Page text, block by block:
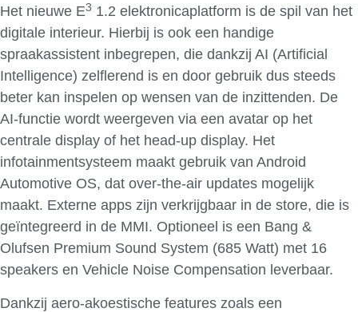
Het nieuwe E3 1.2 elektronicaplatform is de spil van het
digitale interieur. Hierbij is ook een handige
spraakassistent inbegrepen, die dankzij AI (Artificial
Intelligence) zelflerend is en door gebruik dus steeds
beter kan inspelen op wensen van de inzittenden. De
AI-functie wordt weergeven via een avatar op het
centrale display of het head-up display. Het
infotainmentsysteem maakt gebruik van Android
Automotive OS, dat over-the-air updates mogelijk
maakt. Externe apps zijn verkrijgbaar in de store, die is
geïntegreerd in de MMI. Optioneel is een Bang &
Olufsen Premium Sound System (685 Watt) met 16
speakers en Vehicle Noise Compensation leverbaar.
Dankzij aero-akoestische features zoals een